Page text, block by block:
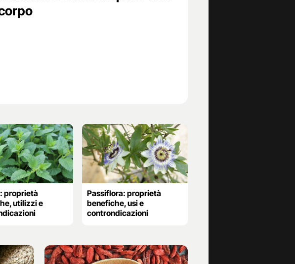
proprietà
utilizzi e
Passiflora: proprietà
benefiche, usi e
controndicazioni